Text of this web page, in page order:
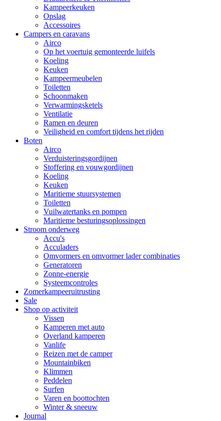
Kampeerkeuken
Opslag
Accessoires
Campers en caravans
Airco
Op het voertuig gemonteerde luifels
Koeling
Keuken
Kampeermeubelen
Toiletten
Schoonmaken
Verwarmingsketels
Ventilatie
Ramen en deuren
Veiligheid en comfort tijdens het rijden
Boten
Airco
Verduisteringsgordijnen
Stoffering en vouwgordijnen
Koeling
Keuken
Maritieme stuursystemen
Toiletten
Vuilwatertanks en pompen
Maritieme besturingsoplossingen
Stroom onderweg
Accu's
Acculaders
Omvormers en omvormer lader combinaties
Generatoren
Zonne-energie
Systeemcontroles
Zomerkampeeruitrusting
Sale
Shop op activiteit
Vissen
Kamperen met auto
Overland kamperen
Vanlife
Reizen met de camper
Mountainbiken
Klimmen
Peddelen
Surfen
Varen en boottochten
Winter & sneeuw
Journal